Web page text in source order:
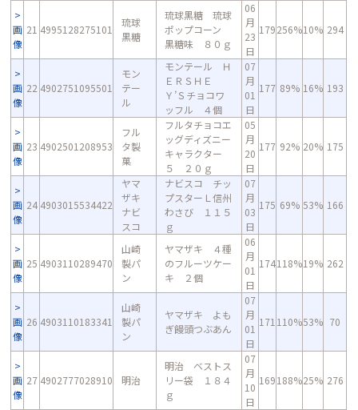
画
像
21 4995128275101
琉球
黒糖
琉球黒糖 琉球
ポップコーン
黒糖味 ８０ｇ
06
月
23
日
179256%10% 294
画
像
22 4902751095501
モン
テー
ル
モンテール Ｈ
ＥＲＳＨＥ
Ｙ’Ｓチョコワ
ッフル ４個
07
月
01
日
177 89% 16% 193
画
像
23 4902501208953
フル
タ製
菓
フルタチョコエ
ッグディズニー
キャラクター
５ ２０ｇ
05
月
20
日
177 92% 20% 175
画
像
24 4903015534422
ヤマ
ザキ
ナビ
スコ
ナビスコ チッ
プスターＬ信州
わさび １１５
ｇ
07
月
03
日
175 69% 53% 166
画
像
25 4903110289470
山崎
製パ
ン
ヤマザキ ４種
のフルーツケー
キ ２個
06
月
01
日
174118%19% 262
画
像
26 4903110183341
山崎
製パ
ン
ヤマザキ よも
ぎ饅頭つぶあん
07
月
01
日
171 110%53% 70
画
像
27 4902777028910 明治
明治 ベストス
リー袋 １８４
ｇ
07
月
10
日
169188%25% 276